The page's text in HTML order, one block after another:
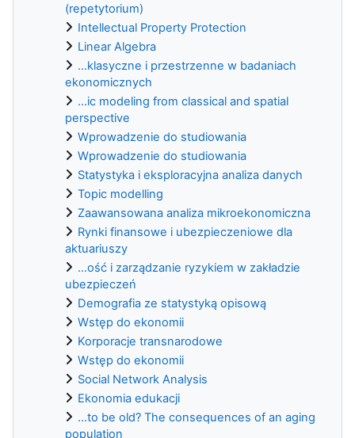
(repetytorium)
Intellectual Property Protection
Linear Algebra
...klasyczne i przestrzenne w badaniach
ekonomicznych
...ic modeling from classical and spatial
perspective
Wprowadzenie do studiowania
Wprowadzenie do studiowania
Statystyka i eksploracyjna analiza danych
Topic modelling
Zaawansowana analiza mikroekonomiczna
Rynki finansowe i ubezpieczeniowe dla
aktuariuszy
...ość i zarządzanie ryzykiem w zakładzie
ubezpieczeń
Demografia ze statystyką opisową
Wstęp do ekonomii
Korporacje transnarodowe
Wstęp do ekonomii
Social Network Analysis
Ekonomia edukacji
...to be old? The consequences of an aging
population